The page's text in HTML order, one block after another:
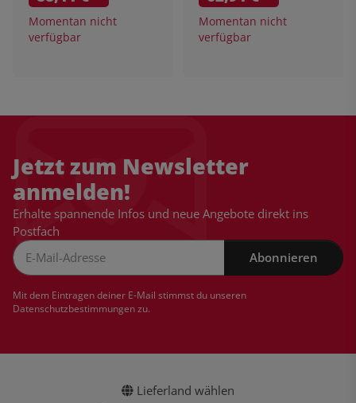
Momentan nicht
verfügbar
Momentan nicht
verfügbar
Jetzt zum Newsletter
anmelden!
Erhalte spannende Infos und neue Angebote direkt ins
Postfach
Abonnieren
Mit dem Eintragen deiner E-Mail stimmst du unseren
Datenschutzbestimmungenzu.
Lieferland wählen